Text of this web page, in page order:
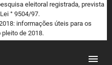
eleitoral registrada, prevista
° 9504/97.
informações úteis para os
de 2018.